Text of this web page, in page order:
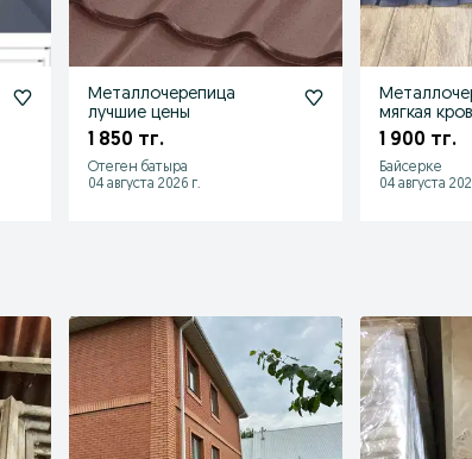
Металлочерепица
лучшие цены
1 850 тг.
Отеген батыра
04 августа 2026 г.
мягкая
водосток
1 900 тг.
Байсерке
04 августа